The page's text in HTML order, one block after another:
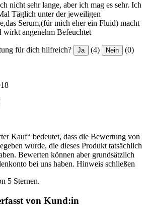
nicht sehr lange, aber ich mag es sehr. Ich
Täglich unter der jeweiligen
Serum,(für mich eher ein Fluid) macht
wirkt angenehm Befeuchtet
für dich hilfreich? Ja (4) Nein (0)
Kauf“ bedeutet, dass die Bewertung von
wurde, die dieses Produkt tatsächlich
Bewerten können aber grundsätzlich
bei uns haben. Hinweis schließen
5 Sternen.
von Kund:in